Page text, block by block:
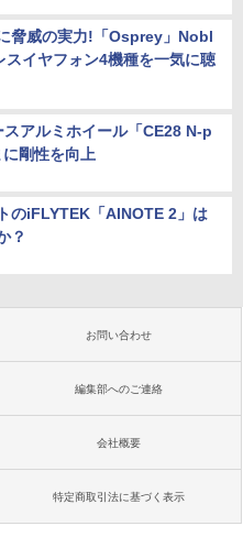
脅威の実力!「Osprey」Nobl
イヤフォン4機種を一気に聴
スアルミホイール「CE28 N-p
剛性を向上
のiFLYTEK「AINOTE 2」は
？
お問い合わせ
編集部へのご連絡
会社概要
特定商取引法に基づく表示